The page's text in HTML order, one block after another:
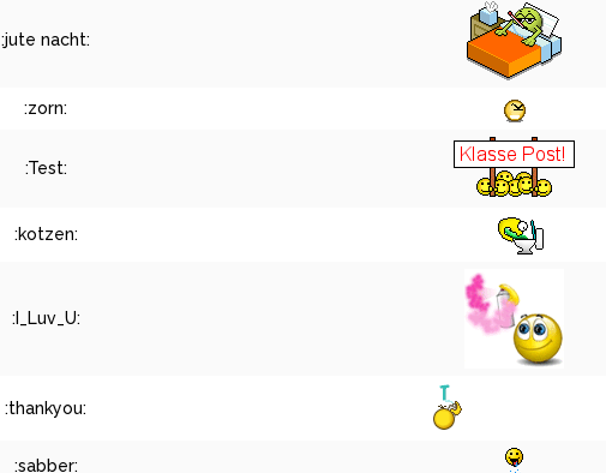
:jute nacht:
:zorn:
:Test:
:kotzen:
:I_Luv_U:
:thankyou:
:sabber: